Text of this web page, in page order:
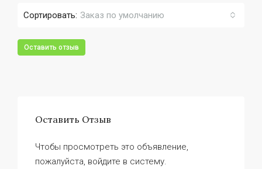
Сортировать: Заказ по умолчанию
Оставить отзыв
Оставить Отзыв
Чтобы просмотреть это объявление,
пожалуйста, войдите в систему.